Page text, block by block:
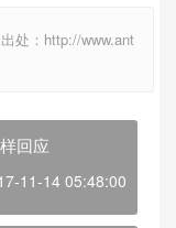
处：http://www.ant
回应
11-14 05:48:00